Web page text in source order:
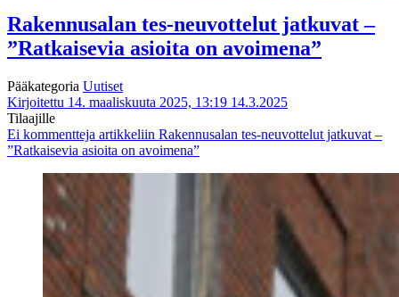
Rakennusalan tes-neuvottelut jatkuvat –
”Ratkaisevia asioita on avoimena”
Pääkategoria Uutiset
Kirjoitettu 14. maaliskuuta 2025, 13:19 14.3.2025
Tilaajille
Ei kommentteja artikkeliin Rakennusalan tes-neuvottelut jatkuvat –
”Ratkaisevia asioita on avoimena”